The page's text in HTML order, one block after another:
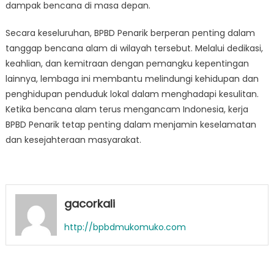
dampak bencana di masa depan.
Secara keseluruhan, BPBD Penarik berperan penting dalam
tanggap bencana alam di wilayah tersebut. Melalui dedikasi,
keahlian, dan kemitraan dengan pemangku kepentingan
lainnya, lembaga ini membantu melindungi kehidupan dan
penghidupan penduduk lokal dalam menghadapi kesulitan.
Ketika bencana alam terus mengancam Indonesia, kerja
BPBD Penarik tetap penting dalam menjamin keselamatan
dan kesejahteraan masyarakat.
gacorkali
http://bpbdmukomuko.com